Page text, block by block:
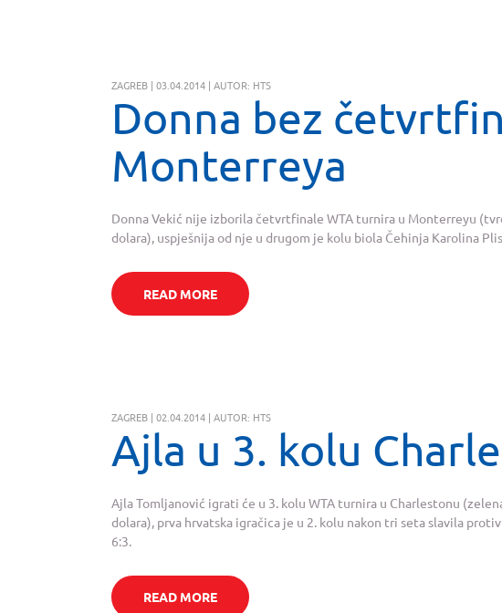
ZAGREB | 03.04.2014 | AUTOR: HTS
Donna bez
Monterreya
Donna Vekić nije izborila četvrtfinale WTA turnira u Monterreyu
dolara), uspješnija od nje u drugom je kolu biola Čehinja Karolina
READ MORE
ZAGREB | 02.04.2014 | AUTOR: HTS
Ajla u 3. kolu
Ajla Tomljanović igrati će u 3. kolu WTA turnira u Charlestonu
dolara), prva hrvatska igračica je u 2. kolu nakon tri seta slavila
6:3.
READ MORE